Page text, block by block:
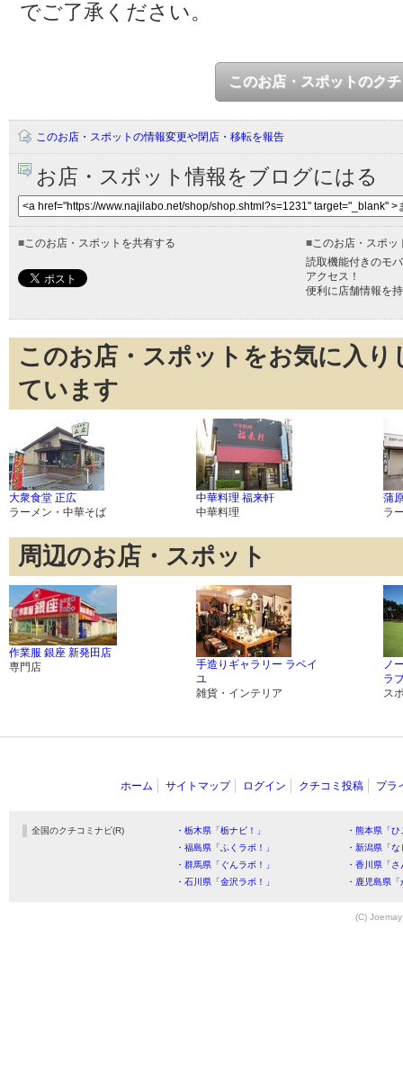
でご了承ください。
このお店・スポットのク
このお店・スポットの情報変更や閉店・移転を報告
お店・スポット情報をブログにはる
■このお店・スポットを共有する ■このお店・スポッ
読取機能付きのモ
アクセス！
便利に店舗情報を
このお店・スポットをお気に入
ています
大衆食堂 正広
ラーメン・中華そば
中華料理 福来軒
中華料理
蒲
ラ
周辺のお店・スポット
作業服 銀座 新発田店
専門店
手造りギャラリー ラベイ
ユ
雑貨・インテリア
ノ
ラ
ス
ホーム サイトマップ ログイン クチコミ投稿 プラ
全国のクチコミナビ(R) ・栃木県「栃ナビ！」
・熊本県「
・福島県「ふくラボ！」
・新潟県「
・群馬県「ぐんラボ！」
・香川県「
・石川県「金沢ラボ！」
・鹿児島県
(C)